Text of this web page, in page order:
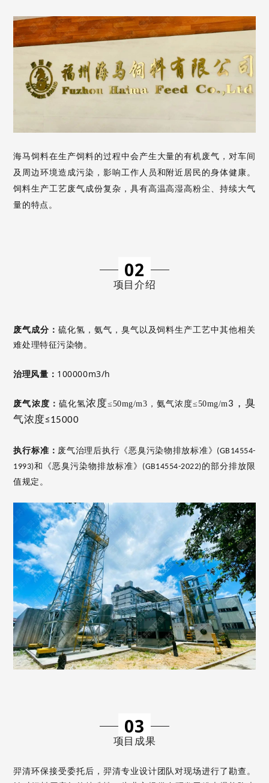
海马饲料在生产饲料的过程中会产生大量的有机废气，对车间
及周边环境造成污染，影响工作人员和附近居民的身体健康。
饲料生产工艺废气成份复杂，具有高温高湿高粉尘、持续大气
量的特点。
02
项目介绍
废气成分： 硫化氢，氨气，臭气以及饲料生产工艺中其他相关
难处理特征污染物。
治理风量： 100000m3/h
废气浓度： 硫化氢浓度≤50mg/m3，氨气浓度≤50mg/m3 ，臭
气浓度≤15000
执行标准： 废气治理后执行《恶臭污染物排放标准》 (GB14554-
1993)和《恶臭污染物排放标准》 (GB14554-2022)的部分排放限
值规定。
03
项目成果
羿清环保接受委托后 ，羿清专业设计团队对现场进行了勘查。